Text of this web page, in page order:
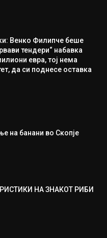
Венко Филипче беше
тендери“ набавка
евра, тој нема
да си поднесе оставка
на банани во Скопје
НА ЗНАКОТ РИБИ